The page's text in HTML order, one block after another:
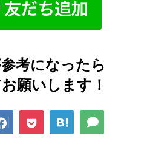
考になったら
願いします！